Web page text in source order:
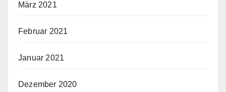
März 2021
Februar 2021
Januar 2021
Dezember 2020